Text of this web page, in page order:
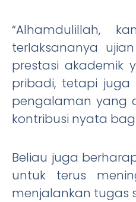
“Alhamdulillah,
terlaksananya
prestasi akademik
pribadi, tetapi juga
pengalaman yang
kontribusi nyata
Beliau juga
untuk terus
menjalankan tugas